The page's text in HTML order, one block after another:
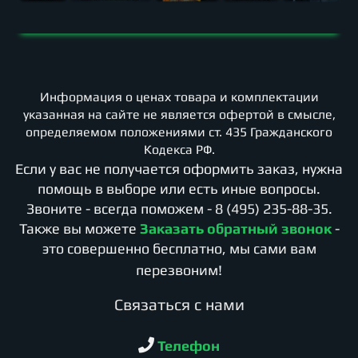
Информация о ценах товара и комплектации
указанная на сайте не является офертой в смысле,
определяемом положениями ст. 435 Гражданского
Кодекса РФ.
Если у вас не получается оформить заказ, нужна
помощь в выборе или есть иные вопросы.
Звоните - всегда поможем - 8 (495) 235-88-35.
Также вы можете Заказать обратный звонок -
это совершенно бесплатно, мы сами вам
перезвоним!
Cвязаться с нами
Телефон